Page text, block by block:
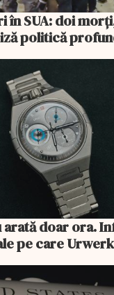
în SUA: doi
politică
arată doar ora.
pe care